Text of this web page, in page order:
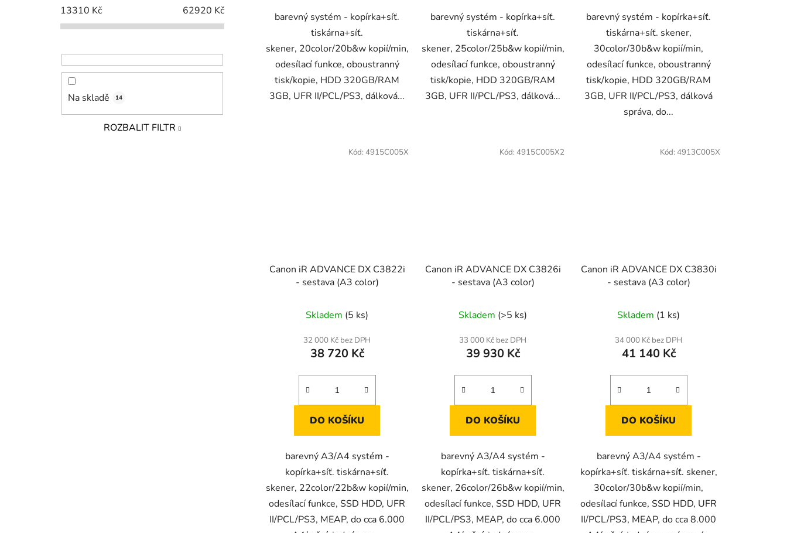
13310 Kč 62920 Kč
Na skladě 14
ROZBALIT FILTR
barevný systém - kopírka+síť.
tiskárna+síť.
skener, 20color/20b&w kopií/min,
odesílací funkce, oboustranný
tisk/kopie, HDD 320GB/RAM
3GB, UFR II/PCL/PS3, dálková...
barevný systém - kopírka+síť.
tiskárna+síť.
skener, 25color/25b&w kopií/min,
odesílací funkce, oboustranný
tisk/kopie, HDD 320GB/RAM
3GB, UFR II/PCL/PS3, dálková...
barevný systém - kopírka+síť.
tiskárna+síť. skener,
30color/30b&w kopií/min,
odesílací funkce, oboustranný
tisk/kopie, HDD 320GB/RAM
3GB, UFR II/PCL/PS3, dálková
správa, do...
Canon iR ADVANCE DX C3822i
- sestava (A3 color)
Skladem (5 ks)
32 000 Kč bez DPH
38 720 Kč
DO KOŠÍKU
barevný A3/A4 systém -
kopírka+síť. tiskárna+síť.
skener, 22color/22b&w kopií/min,
odesílací funkce, SSD HDD, UFR
II/PCL/PS3, MEAP, do cca 6.000
Kód: 4915C005X
Canon iR ADVANCE DX C3826i
- sestava (A3 color)
Skladem (>5 ks)
33 000 Kč bez DPH
39 930 Kč
DO KOŠÍKU
barevný A3/A4 systém -
kopírka+síť. tiskárna+síť.
skener, 26color/26b&w kopií/min,
odesílací funkce, SSD HDD, UFR
II/PCL/PS3, MEAP, do cca 6.000
Kód: 4915C005X2
Canon iR ADVANCE DX C3830i
- sestava (A3 color)
Skladem (1 ks)
34 000 Kč bez DPH
41 140 Kč
DO KOŠÍKU
barevný A3/A4 systém -
kopírka+síť. tiskárna+síť. skener,
30color/30b&w kopií/min,
odesílací funkce, SSD HDD, UFR
II/PCL/PS3, MEAP, do cca 8.000
Kód: 4913C005X